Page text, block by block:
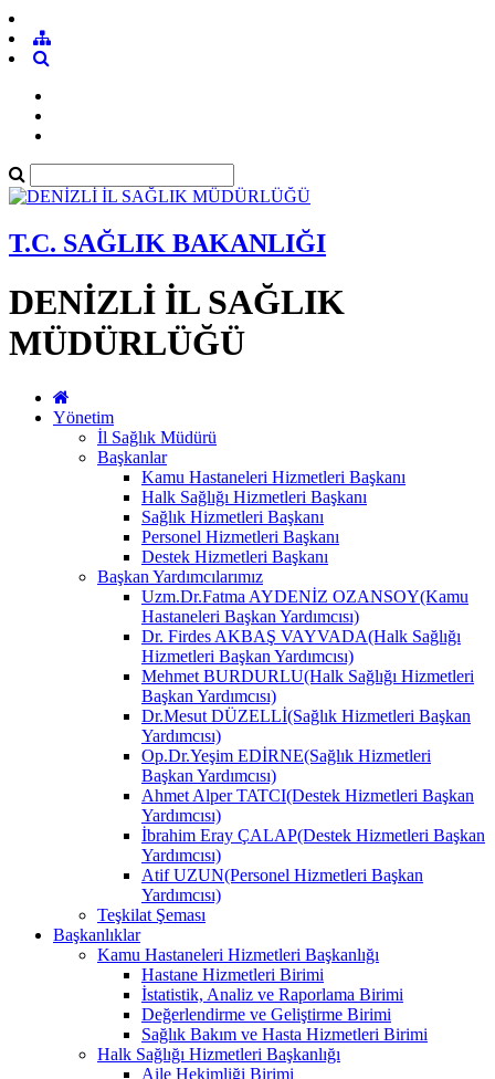
T.C. SAĞLIK BAKANLIĞI
DENİZLİ İL SAĞLIK
MÜDÜRLÜĞÜ
Yönetim
İl Sağlık Müdürü
Başkanlar
Kamu Hastaneleri Hizmetleri Başkanı
Halk Sağlığı Hizmetleri Başkanı
Sağlık Hizmetleri Başkanı
Personel Hizmetleri Başkanı
Destek Hizmetleri Başkanı
Başkan Yardımcılarımız
Uzm.Dr.Fatma AYDENİZ OZANSOY(Kamu
Hastaneleri Başkan Yardımcısı)
Dr. Firdes AKBAŞ VAYVADA(Halk Sağlığı
Hizmetleri Başkan Yardımcısı)
Mehmet BURDURLU(Halk Sağlığı Hizmetleri
Başkan Yardımcısı)
Dr.Mesut DÜZELLİ(Sağlık Hizmetleri Başkan
Yardımcısı)
Op.Dr.Yeşim EDİRNE(Sağlık Hizmetleri
Başkan Yardımcısı)
Ahmet Alper TATCI(Destek Hizmetleri Başkan
Yardımcısı)
İbrahim Eray ÇALAP(Destek Hizmetleri Başkan
Yardımcısı)
Atif UZUN(Personel Hizmetleri Başkan
Yardımcısı)
Teşkilat Şeması
Başkanlıklar
Kamu Hastaneleri Hizmetleri Başkanlığı
Hastane Hizmetleri Birimi
İstatistik, Analiz ve Raporlama Birimi
Değerlendirme ve Geliştirme Birimi
Sağlık Bakım ve Hasta Hizmetleri Birimi
Halk Sağlığı Hizmetleri Başkanlığı
Aile Hekimliği Birimi